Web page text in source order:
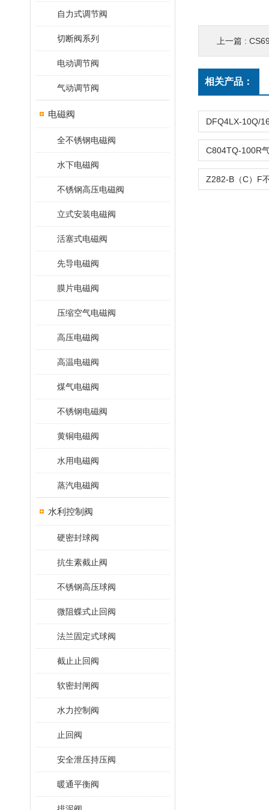
自力式调节阀
切断阀系列
电动调节阀
气动调节阀
电磁阀
全不锈钢电磁阀
水下电磁阀
不锈钢高压电磁阀
立式安装电磁阀
活塞式电磁阀
先导电磁阀
膜片电磁阀
压缩空气电磁阀
高压电磁阀
高温电磁阀
煤气电磁阀
不锈钢电磁阀
黄铜电磁阀
水用电磁阀
蒸汽电磁阀
水利控制阀
硬密封球阀
抗生素截止阀
不锈钢高压球阀
微阻蝶式止回阀
法兰固定式球阀
截止止回阀
软密封闸阀
水力控制阀
止回阀
安全泄压持压阀
暖通平衡阀
上一篇 :
相关产品：